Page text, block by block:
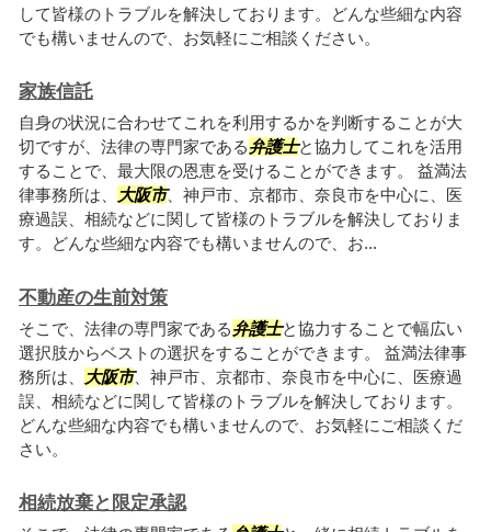
して皆様のトラブルを解決しております。どんな些細な内容
でも構いませんので、お気軽にご相談ください。
家族信託
自身の状況に合わせてこれを利用するかを判断することが大
切ですが、法律の専門家である弁護士と協力してこれを活用
することで、最大限の恩恵を受けることができます。 益満法
律事務所は、
大阪市、神戸市、京都市、奈良市を中心に、医
療過誤、相続などに関して皆様のトラブルを解決しておりま
す。どんな些細な内容でも構いませんので、お...
不動産の生前対策
そこで、法律の専門家である弁護士と協力することで幅広い
選択肢からベストの選択をすることができます。 益満法律事
務所は、
大阪市、神戸市、京都市、奈良市を中心に、医療過
誤、相続などに関して皆様のトラブルを解決しております。
どんな些細な内容でも構いませんので、お気軽にご相談くだ
さい。
相続放棄と限定承認